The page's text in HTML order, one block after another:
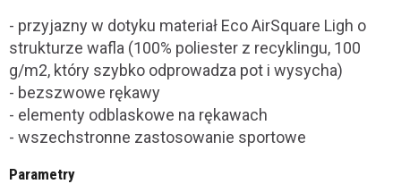
- przyjazny w dotyku materiał Eco AirSquare Ligh o
strukturze wafla (100% poliester z recyklingu, 100
g/m2, który szybko odprowadza pot i wysycha)
- bezszwowe rękawy
- elementy odblaskowe na rękawach
- wszechstronne zastosowanie sportowe
Parametry